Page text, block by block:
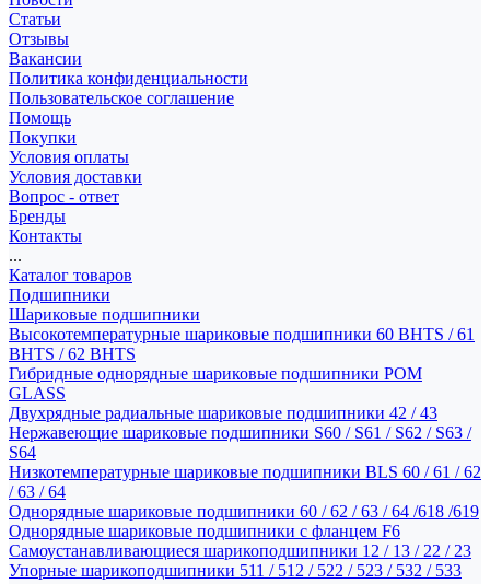
Статьи
Отзывы
Вакансии
Политика конфиденциальности
Пользовательское соглашение
Помощь
Покупки
Условия оплаты
Условия доставки
Вопрос - ответ
Бренды
Контакты
...
Каталог товаров
Подшипники
Шариковые подшипники
Высокотемпературные шариковые подшипники 60 BHTS / 61
BHTS / 62 BHTS
Гибридные однорядные шариковые подшипники POM
GLASS
Двухрядные радиальные шариковые подшипники 42 / 43
Нержавеющие шариковые подшипники S60 / S61 / S62 / S63 /
S64
Низкотемпературные шариковые подшипники BLS 60 / 61 / 62
/ 63 / 64
Однорядные шариковые подшипники 60 / 62 / 63 / 64 /618 /619
Однорядные шариковые подшипники с фланцем F6
Самоустанавливающиеся шарикоподшипники 12 / 13 / 22 / 23
Упорные шарикоподшипники 511 / 512 / 522 / 523 / 532 / 533